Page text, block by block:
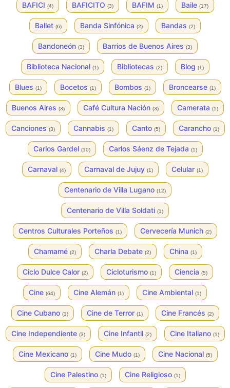
BAFICI (4) BAFICITO (3) BAFIM (1) Baile (17)
Ballet (6) Banda Sinfónica (2) Bandas (2)
Bandoneón (3) Barrios de Buenos Aires (3)
Biblioteca Nacional (1) Bibliotecas (2) Blog (1)
Blues (1) Bocetos (1) Bombos (1) Broncearse (1)
Buenos Aires (3) Café Cultura Nación (3) Camerata (1)
Canciones (3) Cannabis (1) Canto (5) Carancho (1)
Carlos Gardel (10) Carlos Sáenz de Tejada (1)
Carnaval (4) Carnaval de Jujuy (1) Celular (1)
Centenario de Villa Lugano (12)
Centenario de Villa Soldati (1)
Centros Culturales Porteños (1) Cervecería Munich (2)
Chamamé (2) Charla Debate (2) China (1)
Ciclo Dulce Calor (2) Cicloturismo (1) Ciencia (5)
Cine (64) Cine Alemán (1) Cine Ambiental (1)
Cine Cubano (1) Cine de Terror (1) Cine Francés (2)
Cine Independiente (3) Cine Infantil (2) Cine Italiano (1)
Cine Mexicano (1) Cine Mudo (1) Cine Nacional (5)
Cine Palestino (1) Cine Religioso (1)